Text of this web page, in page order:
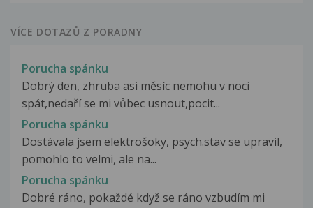
VÍCE DOTAZŮ Z PORADNY
Porucha spánku
Dobrý den, zhruba asi měsíc nemohu v noci
spát,nedaří se mi vůbec usnout,pocit...
Porucha spánku
Dostávala jsem elektrošoky, psych.stav se upravil,
pomohlo to velmi, ale na...
Porucha spánku
Dobré ráno, pokaždé když se ráno vzbudím mi